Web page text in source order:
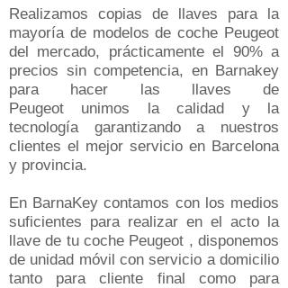
Realizamos copias de llaves para la
mayoría de modelos de coche Peugeot
del mercado, prácticamente el 90% a
precios sin competencia, en Barnakey
para hacer las llaves de
Peugeot unimos la calidad y la
tecnología garantizando a nuestros
clientes el mejor servicio en Barcelona
y provincia.
En BarnaKey contamos con los medios
suficientes para realizar en el acto la
llave de tu coche Peugeot , disponemos
de unidad móvil con servicio a domicilio
tanto para cliente final como para